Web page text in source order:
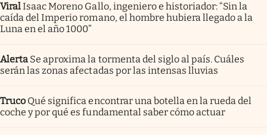
ViralIsaac Moreno Gallo, ingeniero e historiador: “Sin la
caída del Imperio romano, el hombre hubiera llegado a la
Luna en el año 1000”
Alerta Se aproxima la tormenta del siglo al país. Cuáles
serán las zonas afectadas por las intensas lluvias
Truco Qué significa encontrar una botella en la rueda del
coche y por qué es fundamental saber cómo actuar